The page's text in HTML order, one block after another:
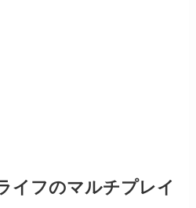
イフのマルチプレイ